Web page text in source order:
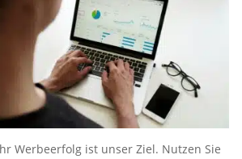
Werbeerfolg ist unser Ziel. Nutzen Sie